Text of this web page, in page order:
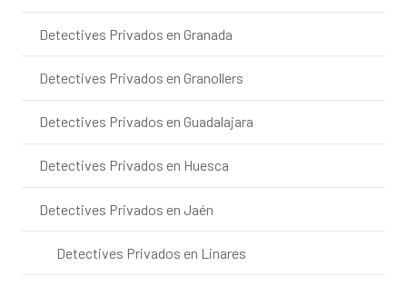
Detectives Privados en Granada
Detectives Privados en Granollers
Detectives Privados en Guadalajara
Detectives Privados en Huesca
Detectives Privados en Jaén
Detectives Privados en Linares